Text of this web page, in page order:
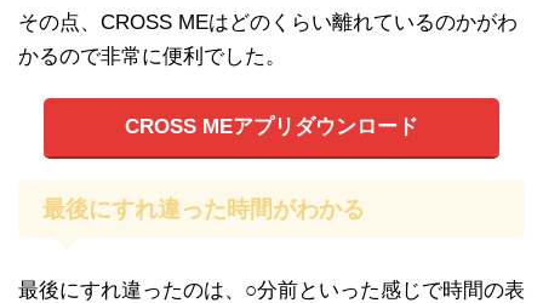
その点、CROSS MEはどのくらい離れているのかがわ
かるので非常に便利でした。
CROSS MEアプリダウンロード
最後にすれ違った時間がわかる
最後にすれ違ったのは、○分前といった感じで時間の表